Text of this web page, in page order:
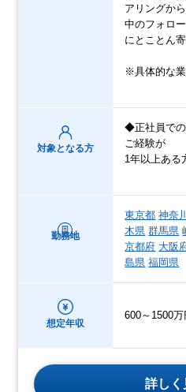
アリングか
中のフォロ
にとことん
※具体的な
対象となる方
◆正社員で
ご経験が
1年以上ある
勤務地
東京都 神奈
木県 群馬県
京都府 大阪
島県 福岡県
想定年収
600～1500万
詳しく